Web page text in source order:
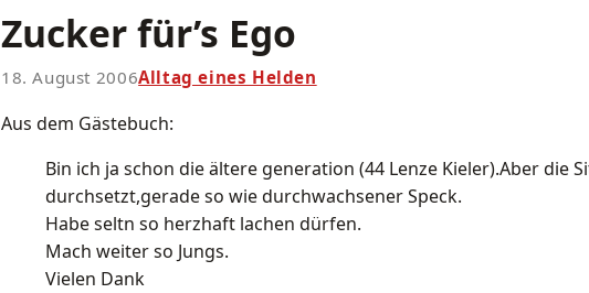
Zucker für’s Ego
18. August 2006Alltag eines Helden
Aus dem Gästebuch:
Bin ich ja schon die ältere generation (44 Lenze Kieler).Aber
durchsetzt,gerade so wie durchwachsener Speck.
Habe seltn so herzhaft lachen dürfen.
Mach weiter so Jungs.
Vielen Dank